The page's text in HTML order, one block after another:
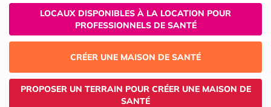
LOCAUX DISPONIBLES À LA LOCATION POUR
PROFESSIONNELS DE SANTÉ
CRÉER UNE MAISON DE SANTÉ
PROPOSER UN TERRAIN POUR CRÉER UNE MAISON DE
SANTÉ